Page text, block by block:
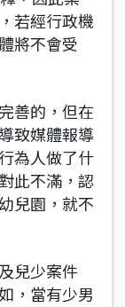
若經行政機
將不會受
善的，但在
致媒體報導
為人做了什
此不滿，認
兒園，就不
兒少案件
，當有少男